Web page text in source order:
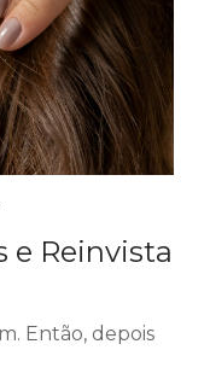
e Reinvista
Então, depois